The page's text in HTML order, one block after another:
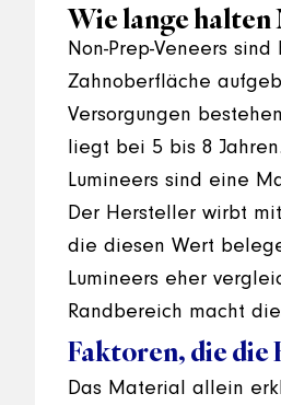
Wie lange halten
Non-Prep-Veneers
Zahnoberfläche
Versorgungen
liegt bei 5 bis 8 Jahren.
Lumineers sind eine
Der Hersteller wirbt
die diesen Wert
Lumineers eher
Randbereich macht
Faktoren, die die
Das Material allein